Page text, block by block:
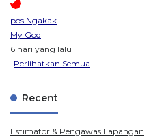
pos Ngakak
My God
6 hari yang lalu
Perlihatkan Semua
Recent
Estimator & Pengawas Lapangan